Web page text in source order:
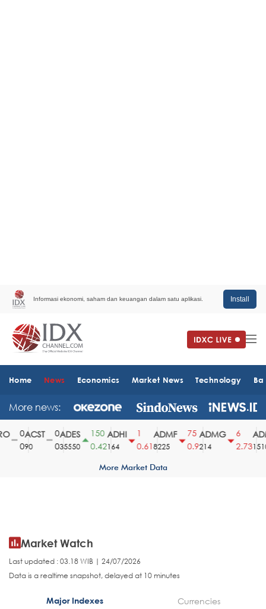
Informasi ekonomi, saham dan keuangan dalam satu aplikasi. Install
Home News Economics Market News Technology
More news:
ACST
90
ADES
35550
150
0.42
ADHI
164
0.61
ADMF
8225
75
0.9
ADMG
214
2.731510
More Market Data
Market Watch
Last updated : 03.18 WIB | 24/07/2026
Data is a realtime snapshot, delayed at 10 minutes
Major Indexes Currencies